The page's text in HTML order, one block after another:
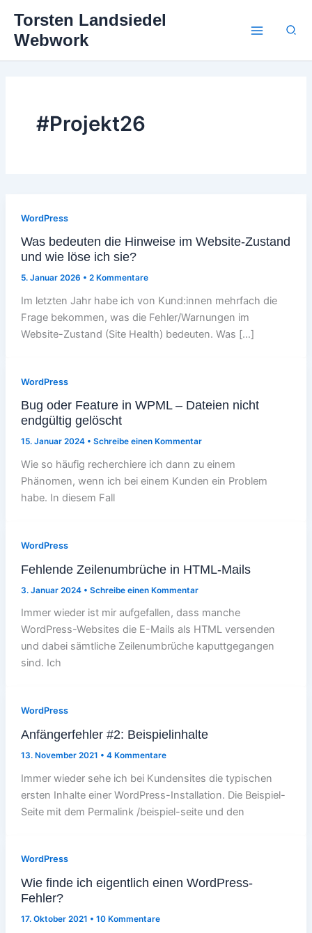
Inhalt
springen
Torsten Landsiedel
Webwork
#Projekt26
WordPress
Was bedeuten die Hinweise im Website-Zustand
und wie löse ich sie?
5. Januar 2026 • 2 Kommentare
Im letzten Jahr habe ich von Kund:innen mehrfach die
Frage bekommen, was die Fehler/Warnungen im
Website-Zustand (Site Health) bedeuten. Was […]
WordPress
Bug oder Feature in WPML – Dateien nicht
endgültig gelöscht
15. Januar 2024 • Schreibe einen Kommentar
Wie so häufig recherchiere ich dann zu einem
Phänomen, wenn ich bei einem Kunden ein Problem
habe. In diesem Fall
WordPress
Fehlende Zeilenumbrüche in HTML-Mails
3. Januar 2024 • Schreibe einen Kommentar
Immer wieder ist mir aufgefallen, dass manche
WordPress-Websites die E-Mails als HTML versenden
und dabei sämtliche Zeilenumbrüche kaputtgegangen
sind. Ich
WordPress
Anfängerfehler #2: Beispielinhalte
13. November 2021 • 4 Kommentare
Immer wieder sehe ich bei Kundensites die typischen
ersten Inhalte einer WordPress-Installation. Die Beispiel-
Seite mit dem Permalink /beispiel-seite und den
WordPress
Wie finde ich eigentlich einen WordPress-
Fehler?
17. Oktober 2021 • 10 Kommentare